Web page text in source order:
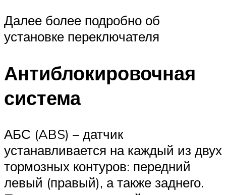
Далее более подробно об
установке переключателя
Антиблокировочная
система
АБС (ABS) – датчик
устанавливается на каждый из двух
тормозных контуров: передний
левый (правый), а также заднего.